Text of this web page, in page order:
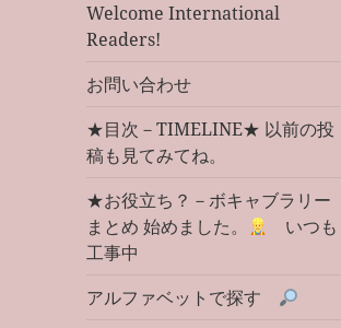
Welcome International
Readers!
お問い合わせ
★目次－TIMELINE★ 以前の投
稿も見てみてね。
★お役立ち？－ボキャブラリー
まとめ 始めました。
いつも
工事中
アルファベットで探す